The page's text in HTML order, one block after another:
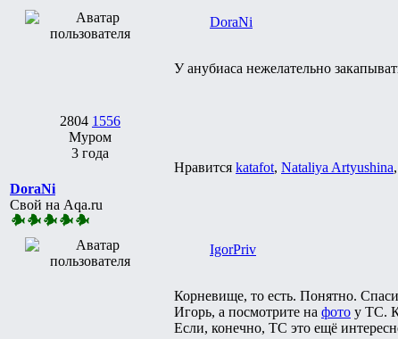
2804 1556
Муром
3 года
DoraNi
У анубиаса нежелательно
Нравится katafot, Nataliya Artyushina,
DoraNi
Свой на Aqa.ru
IgorPriv
Корневище, то есть. Понятно.
Игорь, а посмотрите на фото у ТС.
Если, конечно, ТС это ещё